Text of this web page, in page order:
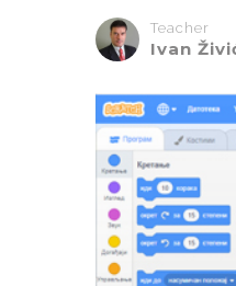
Teacher
Ivan